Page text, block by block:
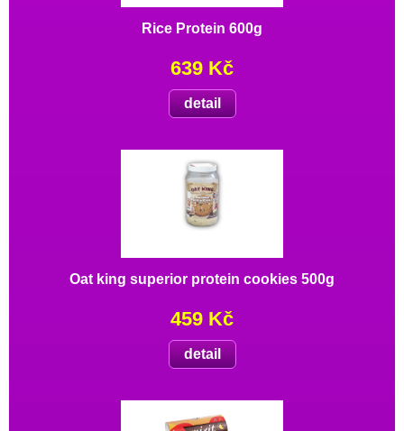
Rice Protein 600g
639 Kč
detail
Oat king superior protein cookies 500g
459 Kč
detail